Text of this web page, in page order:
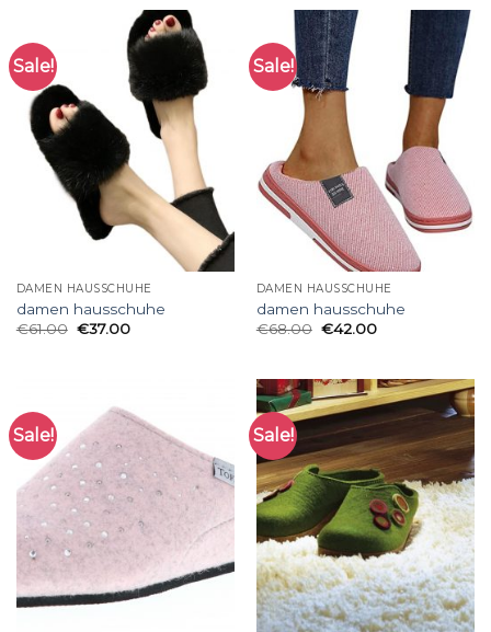
Sale!
DAMEN HAUSSCHUHE
damen hausschuhe
€61.00 €37.00
Sale!
DAMEN HAUSSCHUHE
damen hausschuhe
€68.00 €42.00
Sale! Sale!